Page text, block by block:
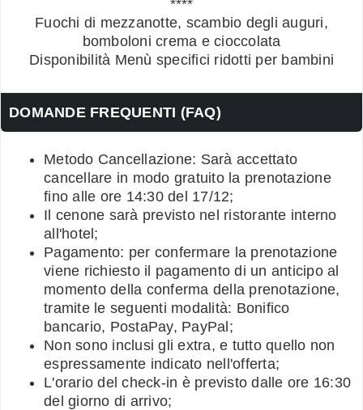
****
Fuochi di mezzanotte, scambio degli auguri,
bomboloni crema e cioccolata
Disponibilità Menù specifici ridotti per bambini
DOMANDE FREQUENTI (FAQ)
Metodo Cancellazione: Sarà accettato
cancellare in modo gratuito la prenotazione
fino alle ore 14:30 del 17/12;
Il cenone sarà previsto nel ristorante interno
all'hotel;
Pagamento: per confermare la prenotazione
viene richiesto il pagamento di un anticipo al
momento della conferma della prenotazione,
tramite le seguenti modalità: Bonifico
bancario, PostaPay, PayPal;
Non sono inclusi gli extra, e tutto quello non
espressamente indicato nell'offerta;
L'orario del check-in è previsto dalle ore 16:30
del giorno di arrivo;